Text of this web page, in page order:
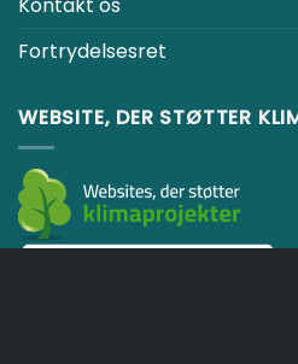
WEBSITE, DER STØTTER